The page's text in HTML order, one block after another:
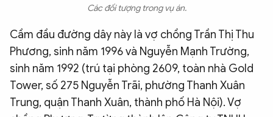
Các đối tượng trong vụ án.
Cầm đầu đường dây này là vợ chồng Trần Thị Thu
Phương, sinh năm 1996 và Nguyễn Mạnh Trường,
sinh năm 1992 (trú tại phòng 2609, toàn nhà Gold
Tower, số 275 Nguyễn Trãi, phường Thanh Xuân
Trung, quận Thanh Xuân, thành phố Hà Nội). Vợ